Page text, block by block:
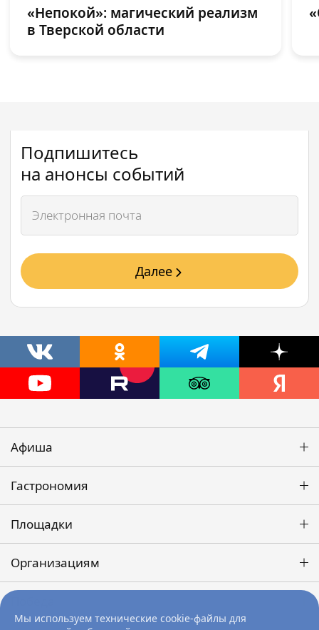
«Непокой»: магический реализм
в Тверской области
Мы используем технические cookie-файлы для
Подпишитесь
на анонсы событий
Далее
Афиша
Гастрономия
Площадки
Организациям